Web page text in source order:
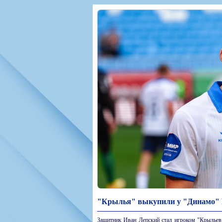
Игроки
Тренерско-административный
Руководство
Фонд поддержки
Контакты
Солидарность Самара Арена
Закупки
Вакансии
Документы
РПЛ
Календарь
Таблица
Шахматка
Статистика состава
Баланс матчей
FONBET Кубок России
Матчи
Молодежная команда
Календарь
Таблица
Шахматка
Статистика состава
Крылья Советов-2
Календарь
Шахматка
Чемпионат
Кубок СССР
Чемпионат
Лига Европы
Кубок
Молодежное
Кубок
Кубок ФНЛ
Игроки
Ветераны
Стадион
"Крылья" выкупили у "Динамо"
Защитник Иван Лепский стал игроком